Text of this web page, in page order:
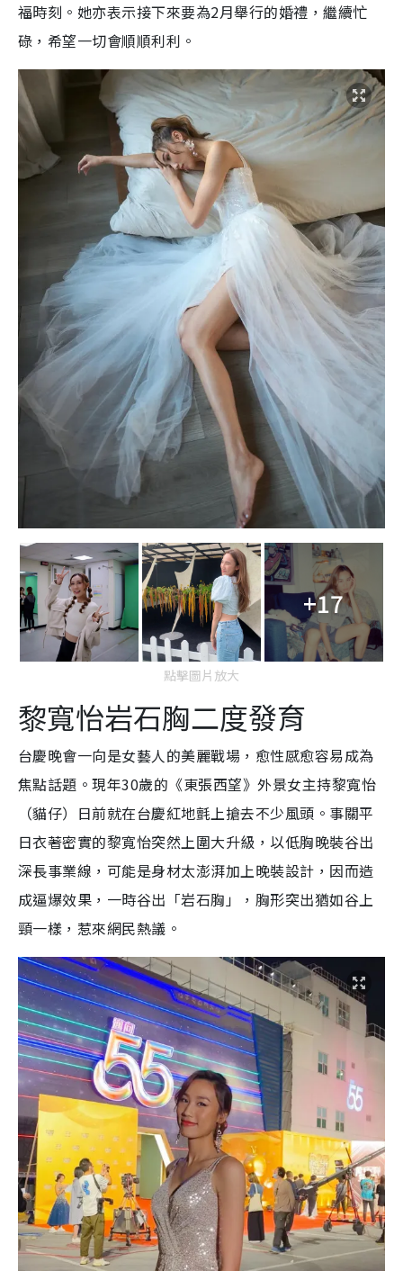
福時刻。她亦表示接下來要為2月舉行的婚禮，繼續忙
碌，希望一切會順順利利。
+17
點擊圖片放大
黎寬怡岩石胸二度發育
台慶晚會一向是女藝人的美麗戰場，愈性感愈容易成為
焦點話題。現年30歲的《東張西望》外景女主持黎寬怡
（貓仔）日前就在台慶紅地氈上搶去不少風頭。事關平
日衣著密實的黎寬怡突然上圍大升級，以低胸晚裝谷出
深長事業線，可能是身材太澎湃加上晚裝設計，因而造
成逼爆效果，一時谷出「岩石胸」，胸形突出猶如谷上
頸一樣，惹來網民熱議。